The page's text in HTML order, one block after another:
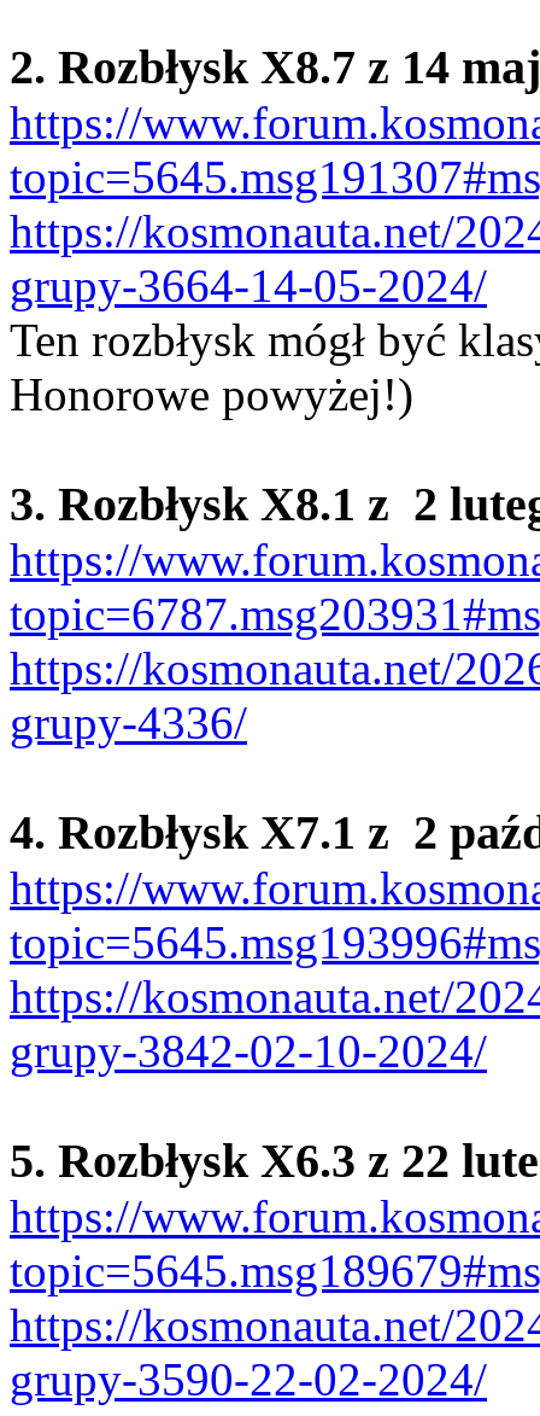
2. Rozbłysk X8.7 z 14
https://
https://kosmonauta.net/
grupy-3664-14-05-2024/
Ten rozbłysk mógł być
Honorowe powyżej!)
3. Rozbłysk X8.1 z 2
https://
https://kosmonauta.net/
grupy-4336/
4. Rozbłysk X7.1 z 2
https://
https://kosmonauta.net/
grupy-3842-02-10-2024/
5. Rozbłysk X6.3 z 22
https://
https://kosmonauta.net/
grupy-3590-22-02-2024/